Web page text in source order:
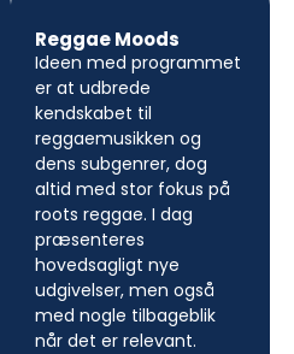
Reggae Moods
Ideen med programmet
er at udbrede
kendskabet til
reggaemusikken og
dens subgenrer, dog
altid med stor fokus på
roots reggae. I dag
præsenteres
hovedsagligt nye
udgivelser, men også
med nogle tilbageblik
når det er relevant.